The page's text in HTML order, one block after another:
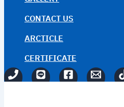
CONTACT US
ARCTICLE
CERTIFICATE